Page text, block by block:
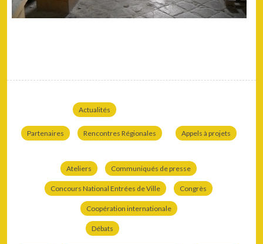
Actualités
Partenaires Rencontres Régionales Appels à projets
Ateliers Communiqués de presse
Concours National Entrées de Ville Congrès
Coopération internationale
Débats